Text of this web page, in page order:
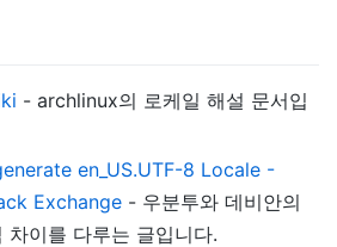
- archlinux의 로케일 해설 문서입
en_US.UTF-8 Locale -
Exchange - 우분투와 데비안의
차이를 다루는 글입니다.